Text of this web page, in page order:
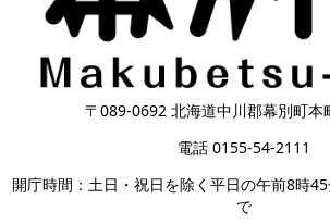
〒089-0692 北海道中川郡幕別町本
電話 0155-54-2111
開庁時間：土日・祝日を除く平日の午前8時
で